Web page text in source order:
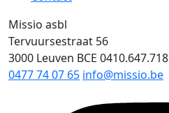
Missio asbl
Tervuursestraat 56
3000 Leuven BCE 0410.647.718
0477 74 07 65 info@missio.be